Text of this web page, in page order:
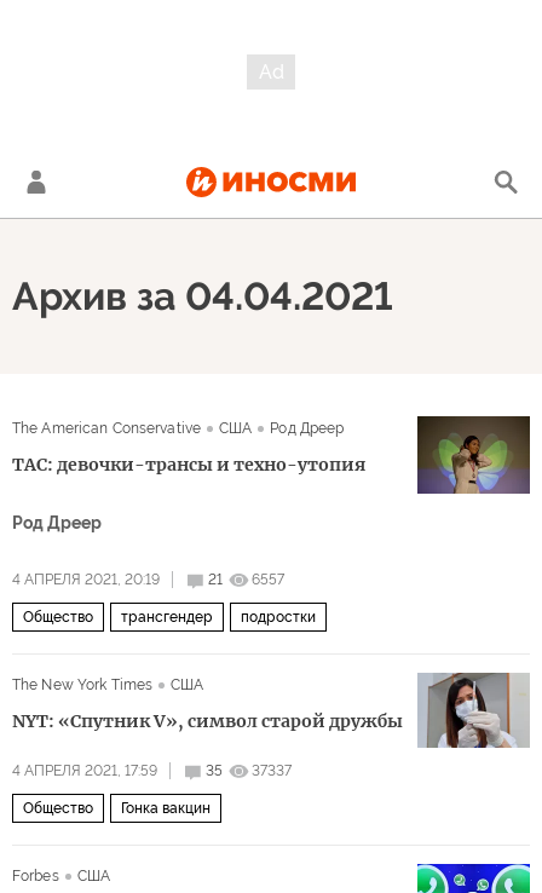
Архив за 04.04.2021
The American Conservative США Род Дреер
TAC: девочки-трансы и техно-утопия
Род Дреер
4 АПРЕЛЯ 2021, 20:19 21 6557
Общество трансгендер подростки
The New York Times США
NYT: «Спутник V», символ старой дружбы
4 АПРЕЛЯ 2021, 17:59 35 37337
Общество Гонка вакцин
Forbes США